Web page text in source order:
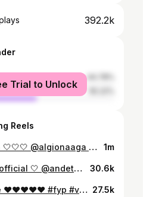
392.2k
Trial to Unlock
Reels
@nail_art_tisa 🤍🤍🤍 @algionaaga #fyp #viral #foryou #meme #humor #komedi #shqiperia #shqiptar #kosove #europe #viralreels #viralvideos #llazina #qesh #çift #edashura #ciftetshqiptare #bio #couple #albaniancouple #qesh #foryoupage #foryou #foryourpage #love #tirane #tirana #funnyshqip #emigrant 1m
@sallonnadi_official 🤍 @andeta_bridal_official 🤍🤍 #bujarasqeriu #fyp #viral #foryou @innaa_shehaj #meme #humor #komedi #elbasan #dasma #dasmashqiptare #shqiperia #shqiptar #kosove #europe #viralreels #viralvideos #llazina #qesh #çift #edashura #ciftetshqiptare #bio #couple #albaniancouple #qesh #foryoupage #foryou #foryourpage #tirane #tirana #funnyshqip 30.6k
@faikupalace ♥️♥️♥️♥️♥️ #fyp #viral #foryou #meme #humor #komedi #shqiperia #shqiptar #kosove #europe #viralreels #viralvideos #llazina #llazinakosherja #qesh #çift #edashura #ciftetshqiptare #bio #couple #albaniancouple #qesh #foryoupage #foryou #foryourpage #love #dasma #dasmashqiptare #darsma #kosova #gjilan 27.5k